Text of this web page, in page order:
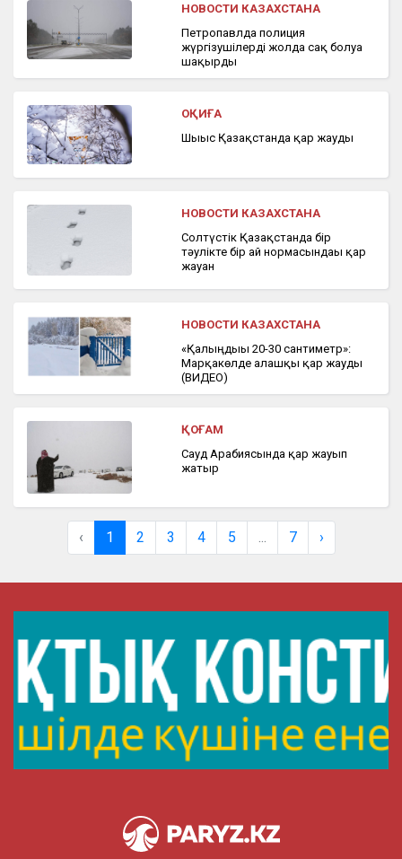
НОВОСТИ КАЗАХСТАНА
Петропавлда полиция
жүргізушілерді жолда сақ болуға
шақырды
ОҚИҒА
Шығыс Қазақстанда қар жауды
НОВОСТИ КАЗАХСТАНА
Солтүстік Қазақстанда бір
тәулікте бір ай нормасындағы қар
жауған
НОВОСТИ КАЗАХСТАНА
«Қалыңдығы 20-30 сантиметр»:
Марқакөлде алғашқы қар жауды
(ВИДЕО)
ҚОҒАМ
Сауд Арабиясында қар жауып
жатыр
‹ 1 2 3 4 5 7 ›